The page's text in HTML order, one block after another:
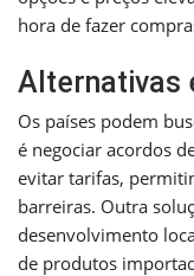
hora de fazer
Alternativas
Os países podem
é negociar acordos
evitar tarifas,
barreiras. Outra
desenvolvimento
de produtos